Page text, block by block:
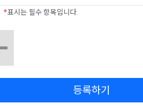
*표시는 필수 항목입니다.
등록하기